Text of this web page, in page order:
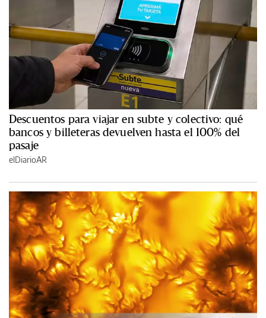
Descuentos para viajar en subte y colectivo: qué
bancos y billeteras devuelven hasta el 100% del
pasaje
elDiarioAR